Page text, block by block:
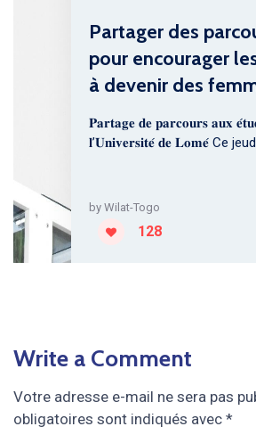
Partager des
pour encourager
à devenir des
𝐏𝐚𝐫𝐭𝐚𝐠𝐞 𝐝𝐞 𝐩𝐚𝐫𝐜𝐨𝐮𝐫𝐬 𝐚𝐮𝐱
𝐥’𝐔𝐧𝐢𝐯𝐞𝐫𝐬𝐢𝐭𝐞́ 𝐝𝐞 𝐋𝐨𝐦𝐞́ Ce
by Wilat-Togo
128
Write a Comment
Votre adresse e-mail ne sera pas
obligatoires sont indiqués avec *